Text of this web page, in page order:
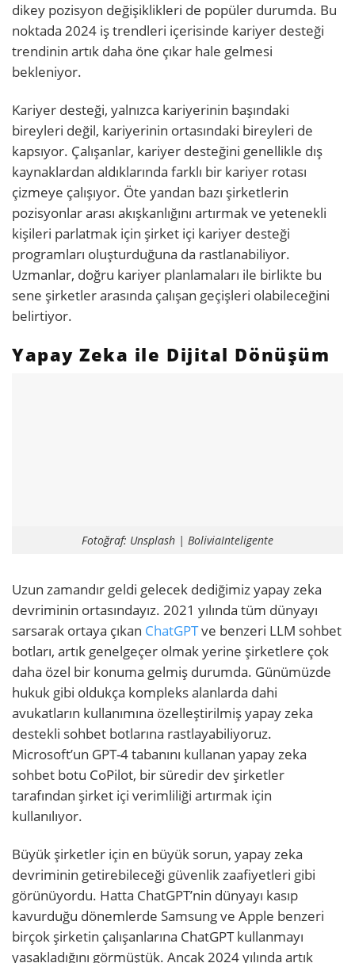
dikey pozisyon değişiklikleri de popüler durumda. Bu
noktada 2024 iş trendleri içerisinde kariyer desteği
trendinin artık daha öne çıkar hale gelmesi
bekleniyor.
Kariyer desteği, yalnızca kariyerinin başındaki
bireyleri değil, kariyerinin ortasındaki bireyleri de
kapsıyor. Çalışanlar, kariyer desteğini genellikle dış
kaynaklardan aldıklarında farklı bir kariyer rotası
çizmeye çalışıyor. Öte yandan bazı şirketlerin
pozisyonlar arası akışkanlığını artırmak ve yetenekli
kişileri parlatmak için şirket içi kariyer desteği
programları oluşturduğuna da rastlanabiliyor.
Uzmanlar, doğru kariyer planlamaları ile birlikte bu
sene şirketler arasında çalışan geçişleri olabileceğini
belirtiyor.
Yapay Zeka ile Dijital Dönüşüm
Fotoğraf: Unsplash | BoliviaInteligente
Uzun zamandır geldi gelecek dediğimiz yapay zeka
devriminin ortasındayız. 2021 yılında tüm dünyayı
sarsarak ortaya çıkan ChatGPTve benzeri LLM sohbet
botları, artık genelgeçer olmak yerine şirketlere çok
daha özel bir konuma gelmiş durumda. Günümüzde
hukuk gibi oldukça kompleks alanlarda dahi
avukatların kullanımına özelleştirilmiş yapay zeka
destekli sohbet botlarına rastlayabiliyoruz.
Microsoft’un GPT-4 tabanını kullanan yapay zeka
sohbet botu CoPilot, bir süredir dev şirketler
tarafından şirket içi verimliliği artırmak için
kullanılıyor.
Büyük şirketler için en büyük sorun, yapay zeka
devriminin getirebileceği güvenlik zaafiyetleri gibi
görünüyordu. Hatta ChatGPT’nin dünyayı kasıp
kavurduğu dönemlerde Samsung ve Apple benzeri
birçok şirketin çalışanlarına ChatGPT kullanmayı
yasakladığını görmüştük. Ancak 2024 yılında artık